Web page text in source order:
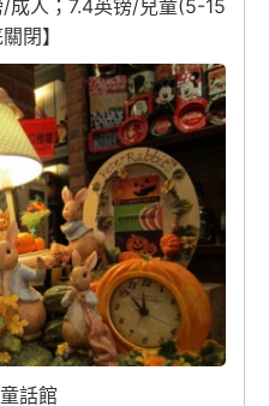
成人；7.4英镑/兒童(5-15
閉】
話館